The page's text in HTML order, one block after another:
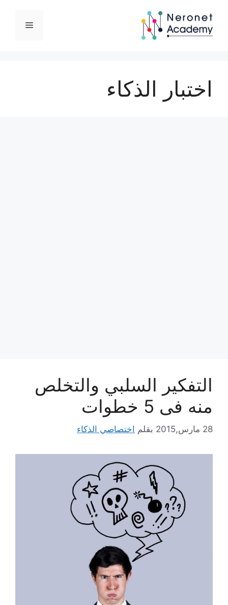
المحتوى
القائمة
اختبار الذكاء
التفكير السلبي والتخلص
منه فى 5 خطوات
28 مارس,2015 بقلم اختصاصي الذكاء